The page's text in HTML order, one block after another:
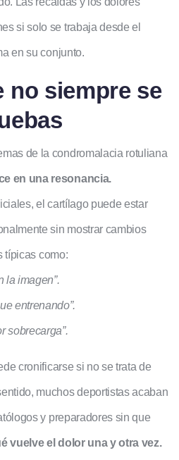
si solo se trabaja desde el
en su conjunto.
no siempre se
de la condromalacia rotuliana
en una resonancia.
el cartílago puede estar
sin mostrar cambios
típicas como:
la imagen”.
entrenando”.
sobrecarga”.
cronificarse si no se trata de
muchos deportistas acaban
y preparadores sin que
vuelve el dolor una y otra vez.